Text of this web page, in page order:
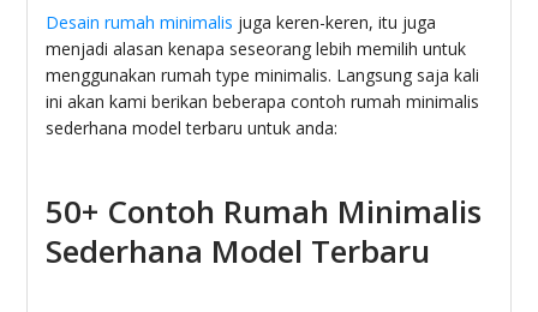
Desain rumah minimalis juga keren-keren, itu juga
menjadi alasan kenapa seseorang lebih memilih untuk
menggunakan rumah type minimalis. Langsung saja kali
ini akan kami berikan beberapa contoh rumah minimalis
sederhana model terbaru untuk anda:
50+ Contoh Rumah Minimalis
Sederhana Model Terbaru